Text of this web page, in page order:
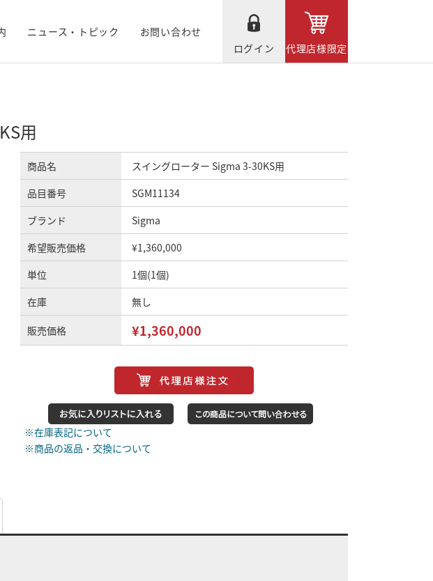
ニュース・トピック
お問い合わせ
ログイン
代理店様限定
用
商品名
スイングローター Sigma 3-30KS用
品目番号
SGM11134
ブランド
Sigma
希望販売価格
¥1,360,000
単位
1個(1個)
在庫
無し
販売価格 ¥1,360,000
※在庫表記について
※商品の返品・交換について